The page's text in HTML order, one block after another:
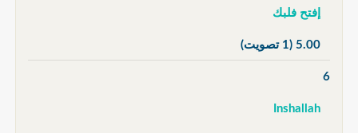
إفتح فلبك
5.00 (1 تصويت)
6
Inshallah